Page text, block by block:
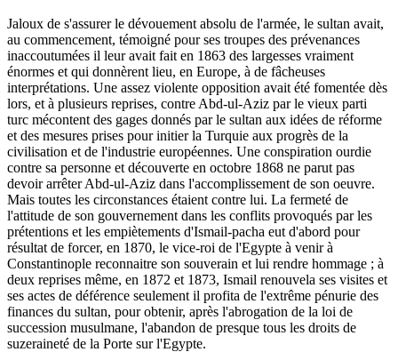
Jaloux de s'assurer le dévouement absolu de l'armée, le sultan avait,
au commencement, témoigné pour ses troupes des prévenances
inaccoutumées il leur avait fait en 1863 des largesses vraiment
énormes et qui donnèrent lieu, en Europe, à de fâcheuses
interprétations. Une assez violente opposition avait été fomentée dès
lors, et à plusieurs reprises, contre Abd-ul-Aziz par le vieux parti
turc mécontent des gages donnés parle sultan aux idées de réforme
et des mesures prises pour initier la Turquie aux progrès de la
civilisation et de l'industrie européennes. Une conspiration ourdie
contre sa personne et découverte en octobre 1868 ne parut pas
devoir arrêter Abd-ul-Aziz dans l'accomplissement de son oeuvre.
Mais toutes les circonstances étaient contre lui. La fermeté de
l'attitude de son gouvernement dans les conflits provoqués par les
prétentions et les empiètements d'Ismail-pacha eut d'abord pour
résultat de forcer, en 1870, le vice-roi de l'Egypte à venir à
Constantinople reconnaitre son souverain et lui rendre hommage ; à
deux reprises même, en 1872 et 1873, Ismail renouvela ses visites et
ses actes de déférence seulement il profita de l'extrême pénurie des
finances du sultan, pour obtenir, après l'abrogation de la loi de
succession musulmane, l'abandon de presque tous les droits de
suzeraineté de la Porte surl'Egypte.